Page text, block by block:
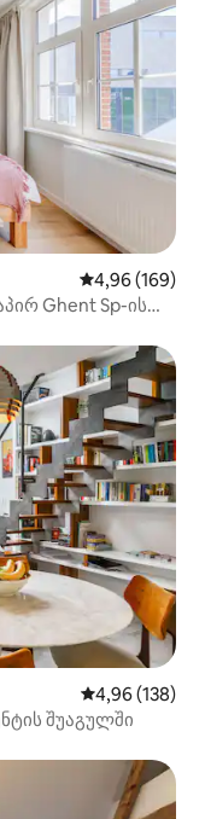
საშუალო
4,96 (169)
Ghent Sp-ის
საშუალო
4,96 (138)
შუაგულში